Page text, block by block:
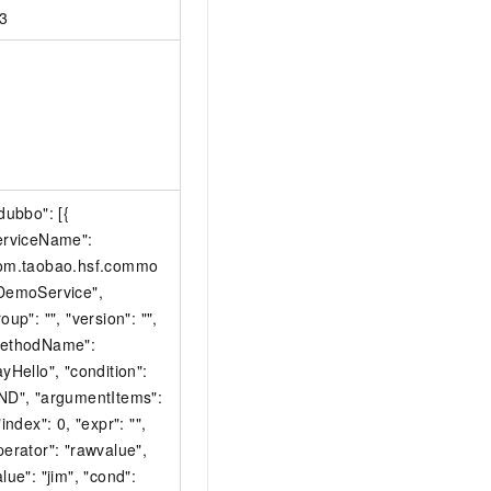
[{
"", "version": "",
"condition":
"argumentItems":
0, "expr": "",
"rawvalue",
"jim", "cond":